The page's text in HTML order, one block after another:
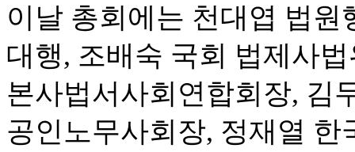
이날 총회에는 천대엽 법
대행, 조배숙 국회 법제사
본사법서사회연합회장, 김
공인노무사회장, 정재열